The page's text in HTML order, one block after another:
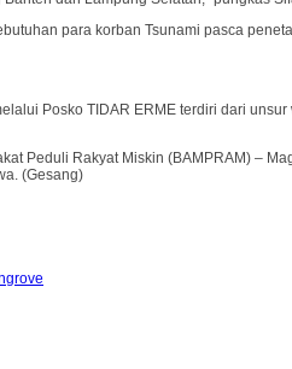
para korban Tsunami pasca
Posko TIDAR ERME terdiri dari
Peduli Rakyat Miskin (BAMPRAM) –
(Gesang)